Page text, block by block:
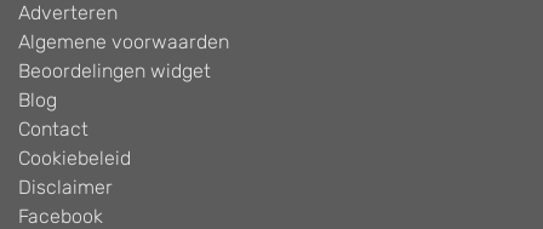
Adverteren
Algemene voorwaarden
Beoordelingen widget
Blog
Contact
Cookiebeleid
Disclaimer
Facebook